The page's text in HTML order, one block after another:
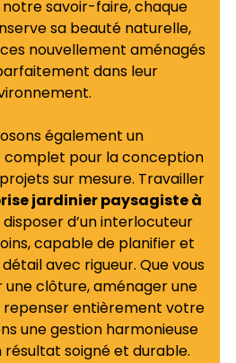
notre savoir-faire, chaque
sa beauté naturelle,
nouvellement aménagés
dans leur
également un
pour la conception
sur mesure. Travailler
jardinier paysagiste à
d’un interlocuteur
capable de planifier et
avec rigueur. Que vous
une clôture, aménager une
repenser entièrement votre
une gestion harmonieuse
soigné et durable.